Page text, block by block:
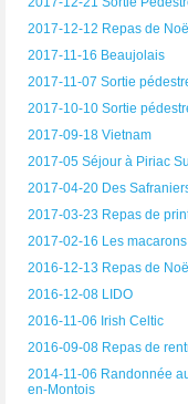
2017-12-12 Repas de
2017-11-16 Beaujolais
2017-11-07 Sortie
2017-10-10 Sortie
2017-09-18 Vietnam
2017-05 Séjour à Piriac
2017-04-20 Des
2017-03-23 Repas de
2017-02-16 Les
2016-12-13 Repas de
2016-12-08 LIDO
2016-11-06 Irish Celtic
2016-09-08 Repas de
2014-11-06 Randonnée
en-Montois